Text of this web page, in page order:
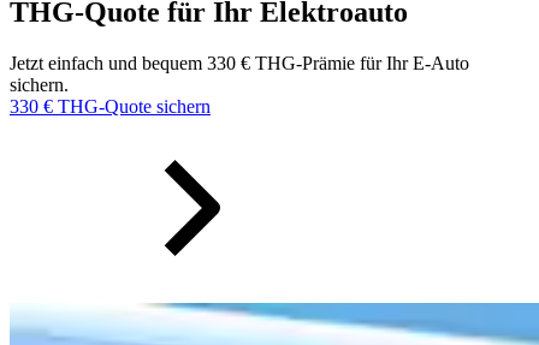
THG-Quote für Ihr Elektroauto
Jetzt einfach und bequem 330 € THG-Prämie für Ihr E-Auto
sichern.
330 € THG-Quote sichern